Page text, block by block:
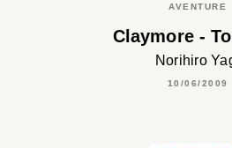
AVENTURE
Claymore -
Norihiro
10/06/2009